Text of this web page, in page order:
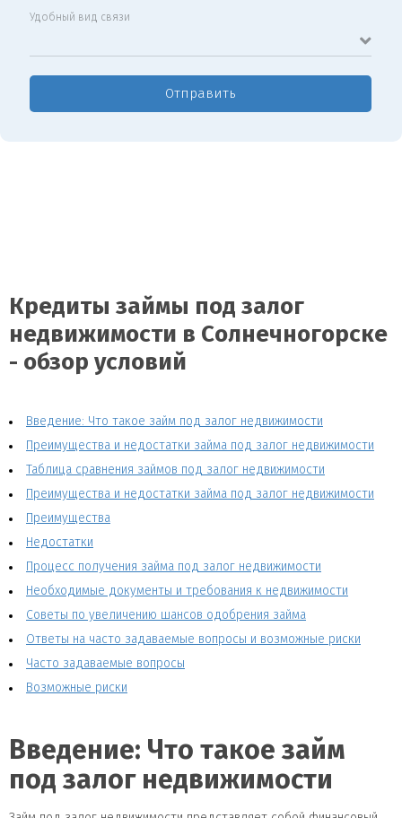
Удобный вид связи
Отправить
Кредиты займы под залог
недвижимости в Солнечногорске
- обзор условий
Введение: Что такое займ под залог недвижимости
Преимущества и недостатки займа под залог недвижимости
Таблица сравнения займов под залог недвижимости
Преимущества и недостатки займа под залог недвижимости
Преимущества
Недостатки
Процесс получения займа под залог недвижимости
Необходимые документы и требования к недвижимости
Советы по увеличению шансов одобрения займа
Ответы на часто задаваемые вопросы и возможные риски
Часто задаваемые вопросы
Возможные риски
Введение: Что такое займ
под залог недвижимости